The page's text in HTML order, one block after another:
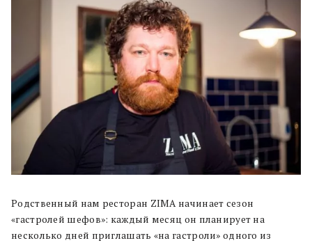
Родственный нам ресторан ZIMA начинает сезон
«гастролей шефов»: каждый месяц он планирует на
несколько дней приглашать «на гастроли» одного из